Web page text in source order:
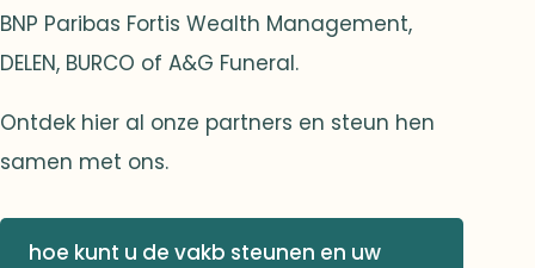
BNP Paribas Fortis Wealth Management,
DELEN, BURCO of A&G Funeral.
Ontdek hier al onze partners en steun hen
samen met ons.
hoe kunt u de vakb steunen en uw